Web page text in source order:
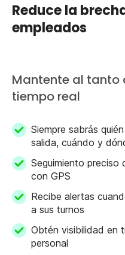
Reduce la
empleados
Mantente al tanto
tiempo real
Siempre sabrás
salida, cuándo y
Seguimiento preciso
con GPS
Recibe alertas
a sus turnos
Obtén visibilidad en
personal